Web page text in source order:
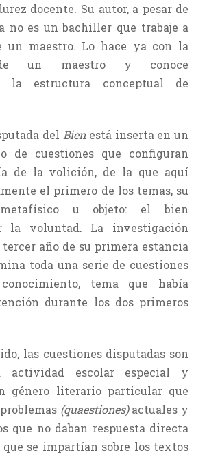
docente. Su autor, a pesar de
no es un bachiller que trabaje a
un maestro. Lo hace ya con la
un maestro y conoce
la estructura conceptual de
del Bien está inserta en un
de cuestiones que configuran
de la volición, de la que aquí
el primero de los temas, su
metafísico u objeto: el bien
la voluntad. La investigación
año de su primera estancia
toda una serie de cuestiones
tema que había
durante los dos primeros
las cuestiones disputadas son
escolar especial y
género literario particular que
(quaestiones)actuales y
que no daban respuesta directa
que se impartían sobre los textos